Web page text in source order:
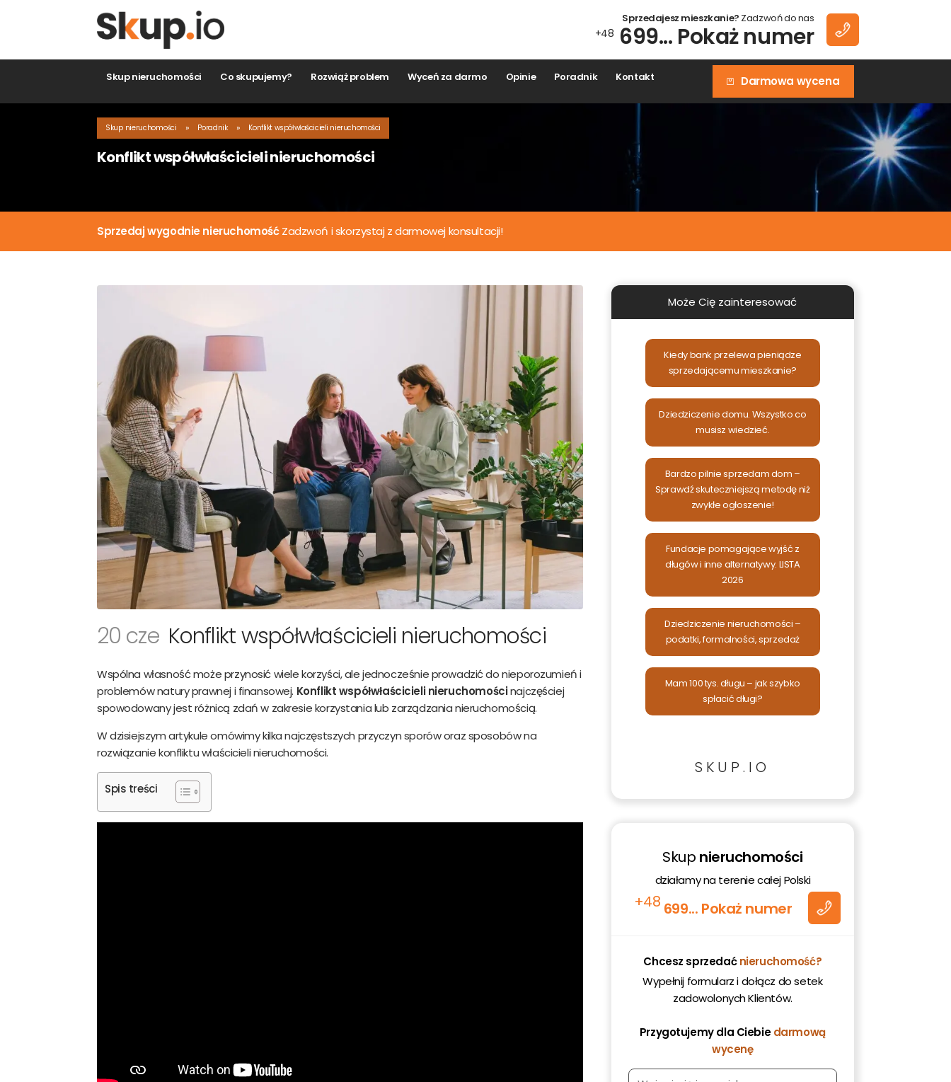
Sprzedajesz mieszkanie?Zadzwoń do nas
+48 699... Pokaż numer
Skup nieruchomości Co skupujemy? Rozwiąż problem Wyceń za darmo Opinie Poradnik Kontakt Darmowa wycena
Skup nieruchomości Poradnik Konflikt współwłaścicieli nieruchomości
Konflikt współwłaścicieli nieruchomości
Sprzedaj wygodnie nieruchomośćZadzwoń i skorzystaj z darmowej konsultacji!
20 cze Konflikt współwłaścicieli nieruchomości
Wspólna własność może przynosić wiele korzyści, ale jednocześnie prowadzić do nieporozumień i
problemów naturyprawnej i finansowej. Konflikt współwłaścicieli nieruchomościnajczęściej
spowodowany jest różnicą zdań w zakresie korzystania lub zarządzania nieruchomością.
W dzisiejszym artykule omówimy kilka najczęstszych przyczyn sporów oraz sposobów na
rozwiązanie konfliktu właścicieli nieruchomości.
Spis treści
Może Cię zainteresować
Kiedy bank przelewa pieniądze
sprzedającemu mieszkanie?
Dziedziczenie domu. Wszystko co
musisz wiedzieć.
Bardzo pilnie sprzedam dom –
Sprawdź skuteczniejszą metodę niż
zwykłe ogłoszenie!
Fundacje pomagające wyjść z
długów i inne alternatywy. LISTA
2026
Dziedziczenie nieruchomości –
podatki, formalności, sprzedaż
Mam 100 tys. długu – jak szybko
spłacić długi?
SKUP.IO
Skup nieruchomości
działamy na terenie całej Polski
+48 699... Pokaż numer
Chcesz sprzedaćnieruchomość?
Wypełnij formularz i dołącz do setek
zadowolonych Klientów.
Przygotujemy dla Ciebiedarmową
wycenę
Wyceń nieruchomość online
Wypełnij formularz i otrzymaj niezobowiązującą wycenę.
Zobacz ile możesz zyskać, sprzedając wygodnie i bezpośrednio do
Zajmie Ci to maks 30 sekund.
Miasto Ulica i numer
Piętro Liczba pięter w budynku
Standard Powód wyceny
Oczekiwana cena Dodatkowe informacje
podmioty współpracujące ze Dobre Promo sp. z o.o. Przyjmuje do wiadomości, że moje